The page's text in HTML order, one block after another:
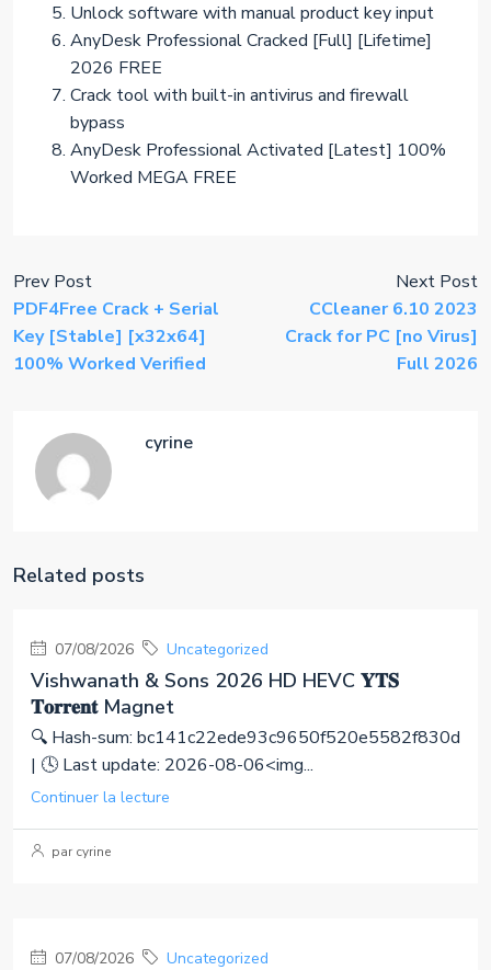
Unlock software with manual product key input
AnyDesk Professional Cracked [Full] [Lifetime]
2026 FREE
Crack tool with built-in antivirus and firewall
bypass
AnyDesk Professional Activated [Latest] 100%
Worked MEGA FREE
Prev Post
PDF4Free Crack + Serial
Key [Stable] [x32x64]
100% Worked Verified
Next Post
CCleaner 6.10 2023
Crack for PC [no Virus]
Full 2026
cyrine
Related posts
07/08/2026 Uncategorized
Vishwanath & Sons 2026 HD HEVC 𝐘𝐓𝐒
𝐓𝐨𝐫𝐫𝐞𝐧𝐭 Magnet
🔍 Hash-sum: bc141c22ede93c9650f520e5582f830d
| 🕓 Last update: 2026-08-06<img...
Continuer la lecture
par cyrine
07/08/2026 Uncategorized